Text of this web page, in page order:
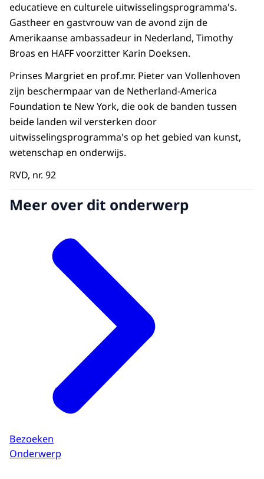
educatieve en culturele uitwisselingsprogramma's.
Gastheer en gastvrouw van de avond zijn de
Amerikaanse ambassadeur in Nederland, Timothy
Broas en HAFF voorzitter Karin Doeksen.
Prinses Margriet en prof.mr. Pieter van Vollenhoven
zijn beschermpaar van de Netherland-America
Foundation te New York, die ook de banden tussen
beide landen wil versterken door
uitwisselingsprogramma's op het gebied van kunst,
wetenschap en onderwijs.
RVD, nr. 92
Meer over dit onderwerp
Bezoeken
Onderwerp